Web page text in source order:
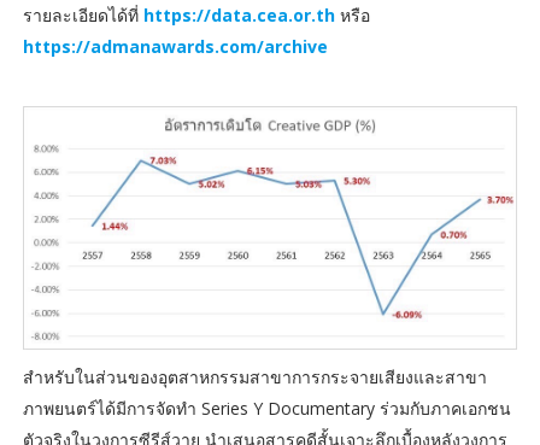
รายละเอียดได้ที่ https://data.cea.or.thหรือ
https://admanawards.com/archive
สำหรับในส่วนของอุตสาหกรรมสาขาการกระจายเสียงและสาขา
ภาพยนตร์ได้มีการจัดทำ Series Y Documentary ร่วมกับภาคเอกชน
ตัวจริงในวงการซีรีส์วาย นำเสนอสารคดีสั้นเจาะลึกเบื้องหลังวงการ